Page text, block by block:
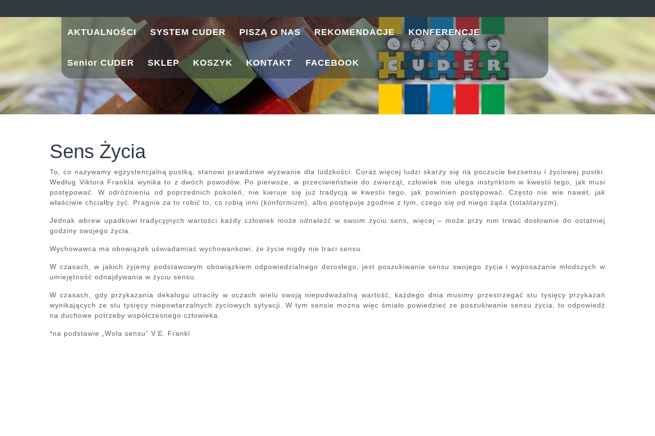
AKTUALNOŚCI SYSTEM CUDER PISZĄ O NAS REKOMENDACJE KONFERENCJE
Senior CUDER SKLEP KOSZYK KONTAKT FACEBOOK
Sens Życia
To, co nazywamy egzystencjalną pustką, stanowi prawdziwe wyzwanie dla ludzkości. Coraz więcej ludzi skarży się na poczucie bezsensu i życiowej pustki.
Według Viktora Frankla wynika to z dwóch powodów. Po pierwsze, w przeciwieństwie do zwierząt, człowiek nie ulega instynktom w kwestii tego, jak musi
postępować. W odróżnieniu od poprzednich pokoleń, nie kieruje się już tradycją w kwestii tego, jak powinien postępować. Często nie wie nawet, jak
właściwie chciałby żyć. Pragnie za to robić to, co robią inni (konformizm), albo postępuje zgodnie z tym, czego się od niego żąda (totalitaryzm).
Jednak wbrew upadkowi tradycyjnych wartości każdy człowiek może odnaleźć w swoim życiu sens, więcej – może przy nim trwać dosłownie do ostatniej
godziny swojego życia.
Wychowawca ma obowiązek uświadamiać wychowankowi, że życie nigdy nie traci sensu.
W czasach, w jakich żyjemy podstawowym obowiązkiem odpowiedzialnego dorosłego, jest poszukiwanie sensu swojego życia i wyposażanie młodszych w
umiejętność odnajdywania w życiu sensu.
W czasach, gdy przykazania dekalogu utraciły w oczach wielu swoją niepodważalną wartość, każdego dnia musimy przestrzegać stu tysięcy przykazań
wynikających ze stu tysięcy niepowtarzalnych życiowych sytyacji. W tym sensie można więc śmiało powiedzieć ze poszukiwanie sensu życia, to odpowiedź
na duchowe potrzeby współczesnego człowieka.
*na podstawie „Wola sensu” V.E. Frankl